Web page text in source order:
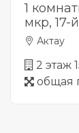
1
мкр, ​17-
Актау
2 этаж
общая